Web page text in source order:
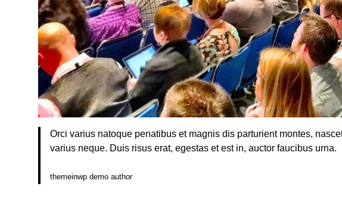
Orci varius natoque penatibus et magnis dis parturient montes,
varius neque. Duis risus erat, egestas et est in, auctor faucibus urna.
themeinwp demo author